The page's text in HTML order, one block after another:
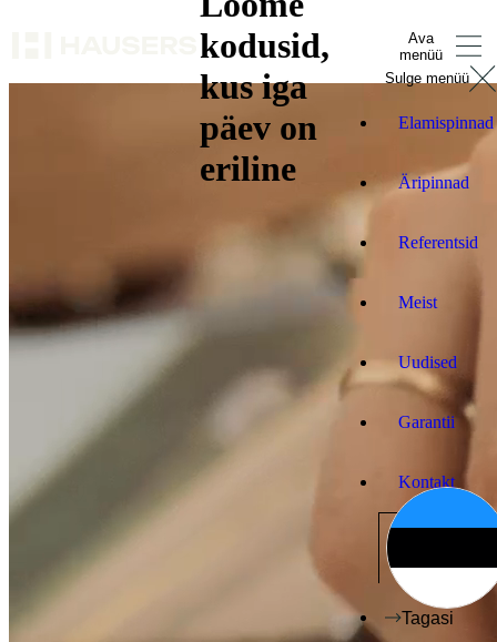
kodusid,
kus iga
päev on
eriline
Ava
menüü
Sulge menüü
Elamispinnad
Äripinnad
Referentsid
Meist
Uudised
Garantii
Kontakt
Tagasi